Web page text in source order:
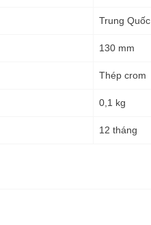
Trung Quốc
130 mm
Thép crom
0,1 kg
12 tháng